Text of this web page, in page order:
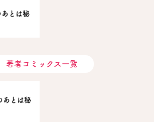
あとは秘
著者コミックス一覧
あとは秘